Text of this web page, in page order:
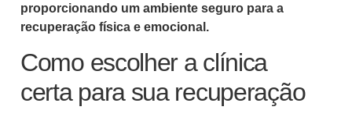
proporcionando um ambiente seguro para a
recuperação física e emocional.
Como escolher a clínica
certa para sua recuperação